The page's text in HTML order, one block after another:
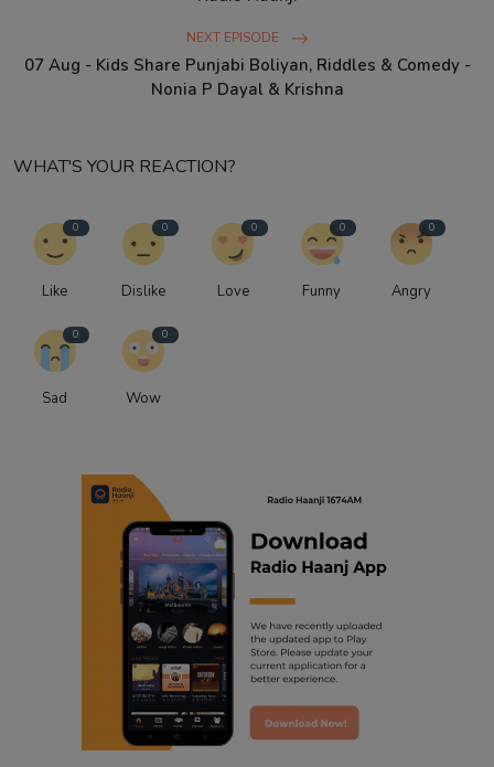
NEXT EPISODE
07 Aug - Kids Share Punjabi Boliyan, Riddles & Comedy -
Nonia P Dayal & Krishna
WHAT'S YOUR REACTION?
0
Like
0
Dislike
0
Love
0
Funny
0
Angry
0
Sad
0
Wow